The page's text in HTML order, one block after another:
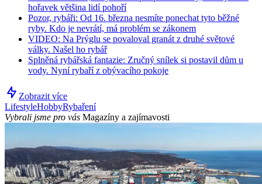
hořavek většina lidí pohoří
Pozor, rybáři: Od 16. března nesmíte ponechat tyto běžné
ryby. Kdo je nevrátí, má problém se zákonem
VIDEO: Na Prýglu se povaloval granát z druhé světové
války. Našel ho rybář
Splněná rybářská fantazie: Zručný snílek si postavil dům u
vody. Nyní rybaří z obývacího pokoje
Zobrazit více
LifestyleHobbyRybaření
Vybrali jsme pro vás Magazíny a zajímavosti